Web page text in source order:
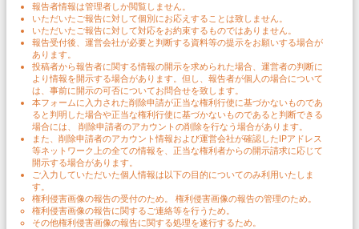
報告者情報は管理者しか閲覧しません。
いただいたご報告に対して個別にお応えすることは致しません。
いただいたご報告に対して対応をお約束するものではありません。
報告受付後、運営会社が必要と判断する資料等の提示をお願いする場合が
あります。
投稿者から報告者に関する情報の開示を求められた場合、運営者の判断に
より情報を開示する場合があります。但し、報告者が個人の場合について
は、事前に開示の可否についてお問合せを致します。
本フォームに入力された削除申請が正当な権利行使に基づかないものであ
ると判明した場合や正当な権利行使に基づかないものであると判断できる
場合には、 削除申請者のアカウントの削除を行なう場合があります。
また、削除申請者のアカウント情報および運営会社が確認したIPアドレス
等ネットワーク上の全ての情報を、正当な権利者からの開示請求に応じて
開示する場合があります。
ご入力していただいた個人情報は以下の目的についてのみ利用いたしま
す。
権利侵害画像の報告の受付のため。 権利侵害画像の報告の管理のため。
権利侵害画像の報告に関するご連絡等を行うため。
その他権利侵害画像の報告に関する処理を遂行するため。